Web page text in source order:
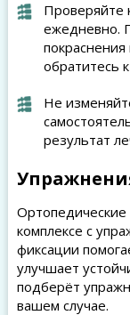
Проверяйте
ежедневно.
обратитесь
Не
результат
комплексе с
фиксации
улучшает
подберёт
вашем случае.